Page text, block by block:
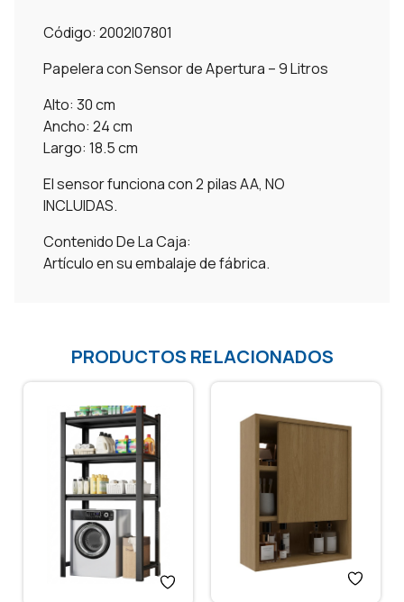
Código: 2002I07801
Papelera con Sensor de Apertura – 9 Litros
Alto: 30 cm
Ancho: 24 cm
Largo: 18.5 cm
El sensor funciona con 2 pilas AA, NO
INCLUIDAS.
Contenido De La Caja:
Artículo en su embalaje de fábrica.
PRODUCTOS RELACIONADOS